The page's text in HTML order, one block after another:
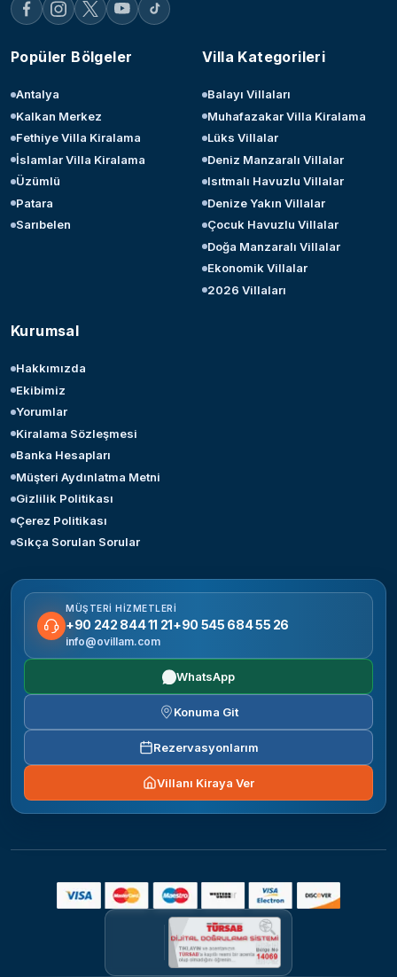
Popüler Bölgeler
Antalya
Kalkan Merkez
Fethiye Villa Kiralama
İslamlar Villa Kiralama
Üzümlü
Patara
Sarıbelen
Villa Kategorileri
Balayı Villaları
Muhafazakar Villa Kiralama
Lüks Villalar
Deniz Manzaralı Villalar
Isıtmalı Havuzlu Villalar
Denize Yakın Villalar
Çocuk Havuzlu Villalar
Doğa Manzaralı Villalar
Ekonomik Villalar
2026 Villaları
Kurumsal
Hakkımızda
Ekibimiz
Yorumlar
Kiralama Sözleşmesi
Banka Hesapları
Müşteri Aydınlatma Metni
Gizlilik Politikası
Çerez Politikası
Sıkça Sorulan Sorular
MÜŞTERI HIZMETLERI
+90 242 844 11 21+90 545 684 55 26
info@ovillam.com
WhatsApp
Konuma Git
Rezervasyonlarım
Villanı Kiraya Ver